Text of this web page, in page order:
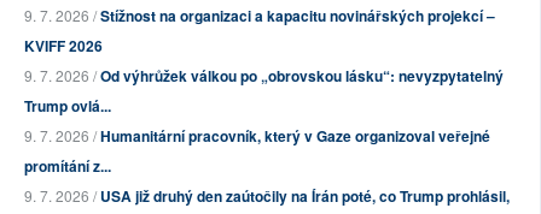
9. 7. 2026 /Stížnost na organizaci a kapacitu novinářských projekcí –
KVIFF 2026
9. 7. 2026 /Od výhrůžek válkou po „obrovskou lásku“: nevyzpytatelný
Trump ovlá...
9. 7. 2026 /Humanitární pracovník, který v Gaze organizoval veřejné
promítání z...
9. 7. 2026 /USA již druhý den zaútočily na Írán poté, co Trump prohlásil,